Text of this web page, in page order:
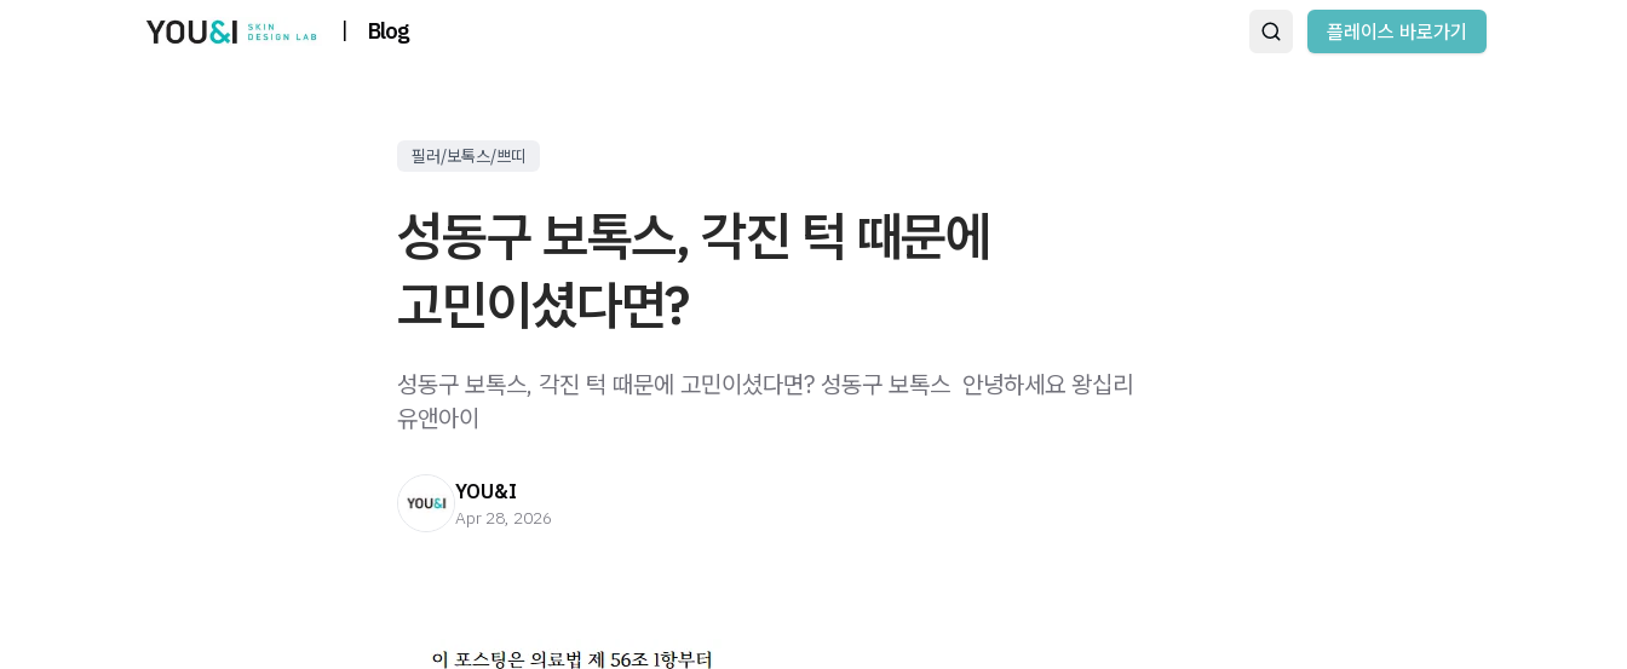
| Blog 플레이스 바로가기
필러/보톡스/쁘띠
성동구 보톡스, 각진 턱 때문에
고민이셨다면?
성동구 보톡스, 각진 턱 때문에 고민이셨다면? 성동구 보톡스 ​ 안녕하세요 왕십리
유앤아이
YOU&I
Apr 28, 2026